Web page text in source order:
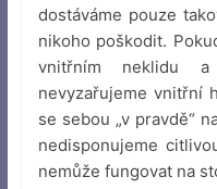
dostáváme pouze
nikoho poškodit.
vnitřním neklidu
nevyzařujeme vnitřní
se sebou „v pravdě“
nedisponujeme
nemůže fungovat na